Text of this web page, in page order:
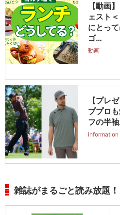
【動画
ェスト
にとっ
ゴ…
動画
【プレ
ププロ
フの半
information
雑誌がまるごと読み放題！